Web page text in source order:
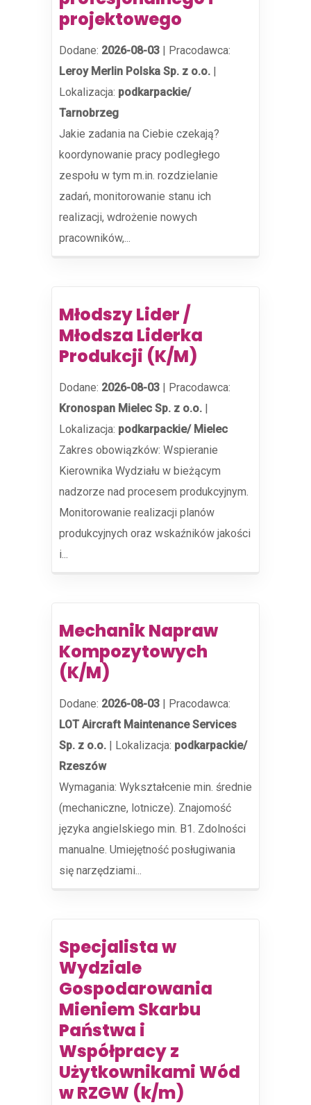
projektowego
Dodane: 2026-08-03 | Pracodawca:
Leroy Merlin Polska Sp. z o.o. |
Lokalizacja: podkarpackie/
Tarnobrzeg
Jakie zadania na Ciebie czekają?
koordynowanie pracy podległego
zespołu w tym m.in. rozdzielanie
zadań, monitorowanie stanu ich
realizacji, wdrożenie nowych
pracowników,...
Młodszy Lider /
Młodsza Liderka
Produkcji (K/M)
Dodane: 2026-08-03 | Pracodawca:
Kronospan Mielec Sp. z o.o. |
Lokalizacja: podkarpackie/ Mielec
Zakres obowiązków: Wspieranie
Kierownika Wydziału w bieżącym
nadzorze nad procesem produkcyjnym.
Monitorowanie realizacji planów
produkcyjnych oraz wskaźników jakości
i...
Mechanik Napraw
Kompozytowych
(K/M)
Dodane: 2026-08-03 | Pracodawca:
LOT Aircraft Maintenance Services
Sp. z o.o. | Lokalizacja: podkarpackie/
Rzeszów
Wymagania: Wykształcenie min. średnie
(mechaniczne, lotnicze). Znajomość
języka angielskiego min. B1. Zdolności
manualne. Umiejętność posługiwania
się narzędziami...
Specjalista w
Wydziale
Gospodarowania
Mieniem Skarbu
Państwa i
Współpracy z
Użytkownikami Wód
w RZGW (k/m)